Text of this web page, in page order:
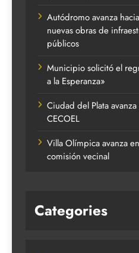
Autódromo avanza
nuevas obras de
públicos
Municipio solicitó el
a la Esperanza»
Ciudad del Plata
CECOEL
Villa Olímpica avanza
comisión vecinal
Categories